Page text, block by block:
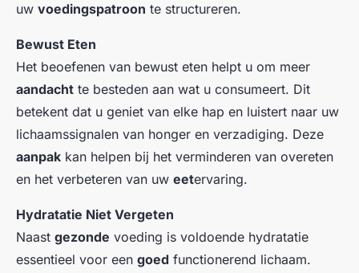
uw voedingspatroon te structureren.
Bewust Eten
Het beoefenen van bewust eten helpt u om meer
aandacht te besteden aan wat u consumeert. Dit
betekent dat u geniet van elke hap en luistert naar uw
lichaamssignalen van honger en verzadiging. Deze
aanpak kan helpen bij het verminderen van overeten
en het verbeteren van uw eetervaring.
Hydratatie Niet Vergeten
Naast gezonde voeding is voldoende hydratatie
essentieel voor een goed functionerend lichaam.